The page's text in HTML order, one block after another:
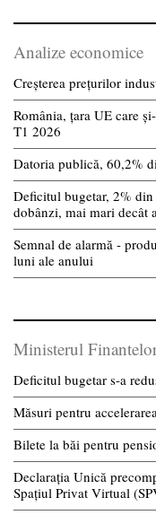
Analize economice
Creșterea prețurilor
România, țara UE care
T1 2026
Datoria publică, 60,2%
Deficitul bugetar, 2%
dobânzi, mai mari decât
Semnal de alarmă -
luni ale anului
Ministerul
Deficitul bugetar s-a
Măsuri pentru
Bilete la băi pentru
Declarația Unică
Spațiul Privat Virtual